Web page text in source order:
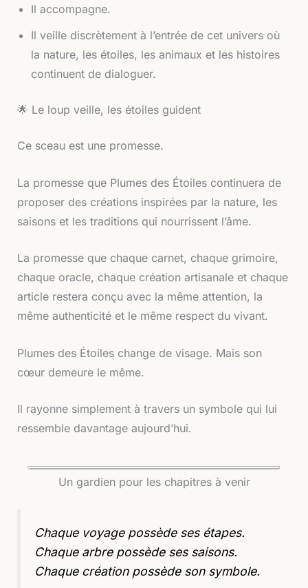
Il accompagne.
Il veille discrètement à l’entrée de cet univers où
la nature, les étoiles, les animaux et les histoires
continuent de dialoguer.
🌟 Le loup veille, les étoiles guident
Ce sceau est une promesse.
La promesse que Plumes des Étoiles continuera de
proposer des créations inspirées par la nature, les
saisons et les traditions qui nourrissent l’âme.
La promesse que chaque carnet, chaque grimoire,
chaque oracle, chaque création artisanale et chaque
article restera conçu avec la même attention, la
même authenticité et le même respect du vivant.
Plumes des Étoiles change de visage. Mais son
cœur demeure le même.
Il rayonne simplement à travers un symbole qui lui
ressemble davantage aujourd’hui.
Un gardien pour les chapitres à venir
Chaque voyage possède ses étapes.
Chaque arbre possède ses saisons.
Chaque création possède son symbole.